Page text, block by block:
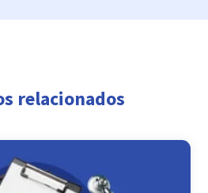
relacionados